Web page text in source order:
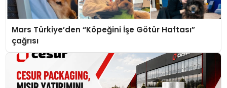
Mars Türkiye’den “Köpeğini İşe Götür Haftası”
çağrısı